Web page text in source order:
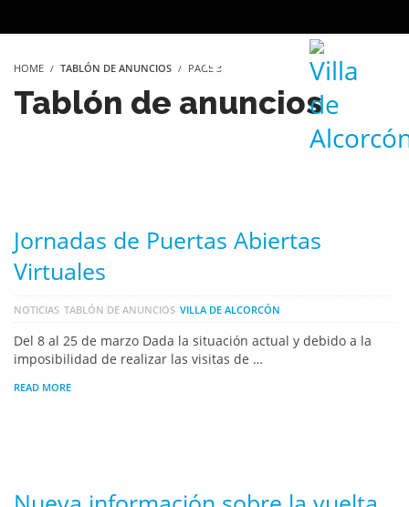
HOME TABLÓN DE ANUNCIOS PAGE 3
Tablón de anuncios
Jornadas de Puertas Abiertas
Virtuales
NOTICIAS TABLÓN DE ANUNCIOS VILLA DE ALCORCÓN
Del 8 al 25 de marzo Dada la situación actual y debido a la
imposibilidad de realizar las visitas de …
READ MORE